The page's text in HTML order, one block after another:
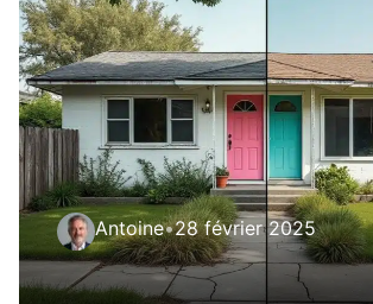
Antoine•28 février 2025